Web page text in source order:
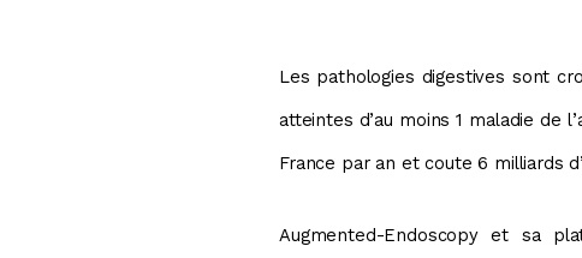
Les pathologies digestives sont
atteintes d’au moins 1 maladie de
France par an et coute 6 milliards
Augmented-Endoscopy et sa